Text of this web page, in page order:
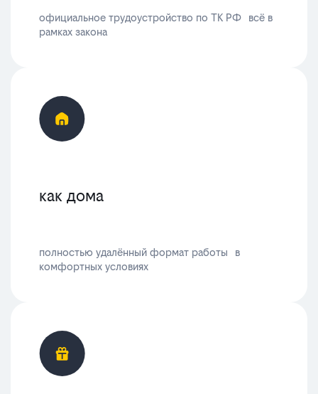
официальное трудоустройство по ТК РФ всё в
рамках закона
как дома
полностью удалённый формат работы в
комфортных условиях